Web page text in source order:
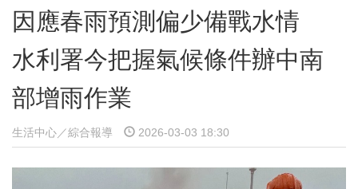
因應春雨預測偏少備戰水情
水利署今把握氣候條件辦中南
部增雨作業
生活中心／綜合報導 2026-03-03 18:30